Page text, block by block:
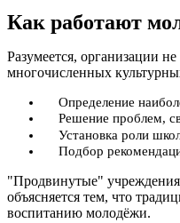
Как работают
Разумеется, организации
многочисленных
Определение
Решение проблем,
Установка роли
Подбор
"Продвинутые" учреждения
объясняется тем, что
воспитанию молодёжи.